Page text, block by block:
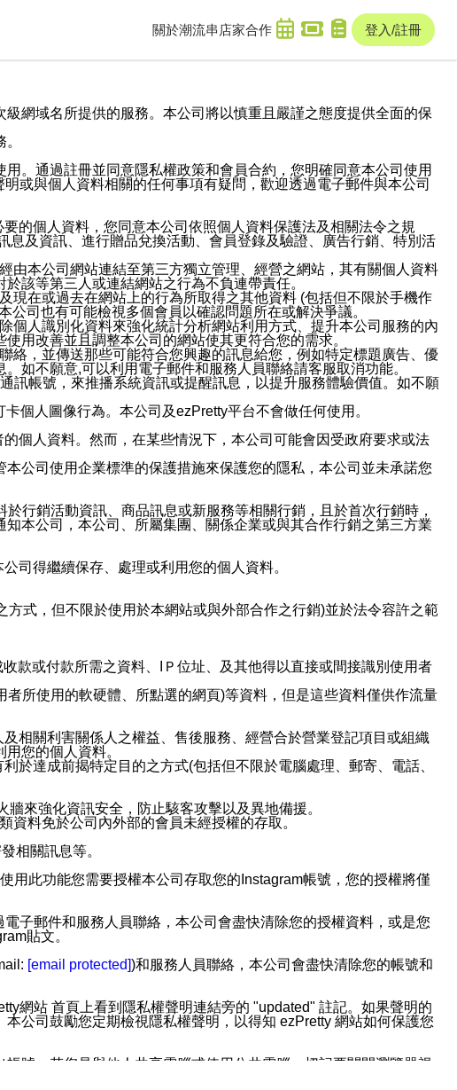
關於潮流串 店家合作 登入/註冊
網域名所提供的服務。本公司將以慎重且嚴謹之態度提供全面的保
。通過註冊並同意隱私權政策和會員合約，您明確同意本公司使用
或與個人資料相關的任何事項有疑問，歡迎透過電子郵件與本公司
的個人資料，您同意本公司依照個人資料保護法及相關法令之規
及資訊、進行贈品兌換活動、會員登錄及驗證、廣告行銷、特別活
由本公司網站連結至第三方獨立管理、經營之網站，其有關個人資料
該等第三人或連結網站之行為不負連帶責任。
現在或過去在網站上的行為所取得之其他資料 (包括但不限於手機作
司也有可能檢視多個會員以確認問題所在或解決爭議。
個人識別化資料來強化統計分析網站利用方式、提升本公司服務的內
用改善並且調整本公司的網站使其更符合您的需求。
絡，並傳送那些可能符合您興趣的訊息給您，例如特定標題廣告、優
如不願意,可以利用電子郵件和服務人員聯絡請客服取消功能。
訊帳號，來推播系統資訊或提醒訊息，以提升服務體驗價值。如不願
個人圖像行為。本公司及ezPretty平台不會做任何使用。
個人資料。然而，在某些情況下，本公司可能會因受政府要求或法
公司使用企業標準的保護措施來保護您的隱私，本公司並未承諾您
行銷活動資訊、商品訊息或新服務等相關行銷，且於首次行銷時，
本公司，本公司、所屬集團、關係企業或與其合作行銷之第三方業
司得繼續保存、處理或利用您的個人資料。
式，但不限於使用於本網站或與外部合作之行銷)並於法令容許之範
款或付款所需之資料、IＰ位址、及其他得以直接或間接識別使用者
所使用的軟硬體、所點選的網頁)等資料，但是這些資料僅供作流量
相關利害關係人之權益、售後服務、經營合於營業登記項目或組織
您的個人資料。
於達成前揭特定目的之方式(包括但不限於電腦處理、郵寄、電話、
來強化資訊安全，防止駭客攻擊以及異地備援。
料免於公司內外部的會員未經授權的存取。
相關訊息等。
用此功能您需要授權本公司存取您的Instagram帳號，您的授權將僅
子郵件和服務人員聯絡，本公司會盡快清除您的授權資料，或是您
貼文。
[email protected])和服務人員聯絡，本公司會盡快清除您的帳號和
網站 首頁上看到隱私權聲明連結旁的 "updated" 註記。如果聲明的
公司鼓勵您定期檢視隱私權聲明，以得知 ezPretty 網站如何保護您
號。若您是與他人共享電腦或使用公共電腦，切記要關閉瀏覽器視